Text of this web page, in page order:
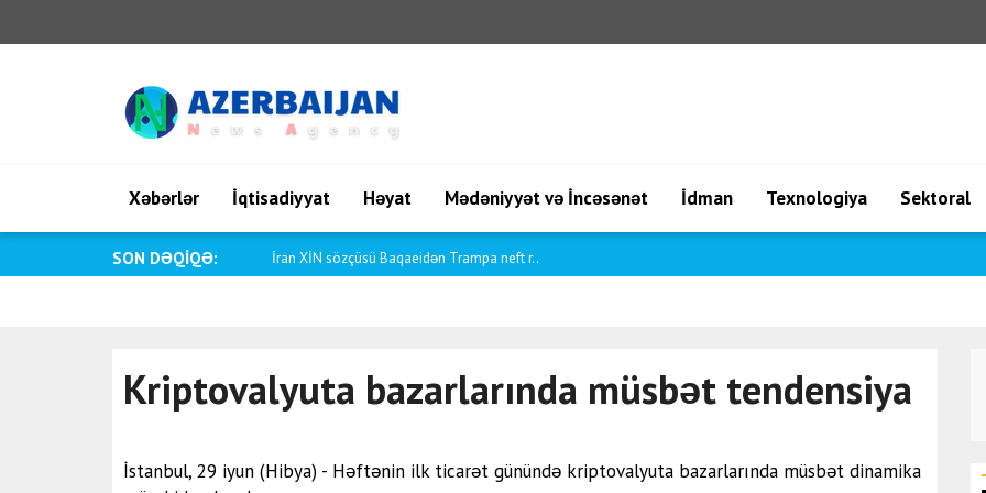
Xəbərlər İqtisadiyyat Həyat Mədəniyyət və İncəsənət İdman Texnologiya Sektoral
SON DƏQİQƏ: Saar: Argentina ilə münasibətləri daha d..
Kriptovalyuta bazarlarında müsbət tendensiya
İstanbul, 29 iyun (Hibya) - Həftənin ilk ticarət günündə kriptovalyuta bazarlarında müsbət dinamika